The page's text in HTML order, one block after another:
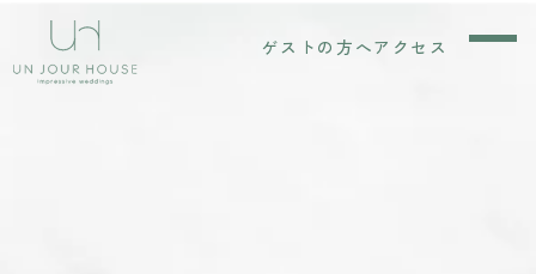
ゲストの方へアクセス